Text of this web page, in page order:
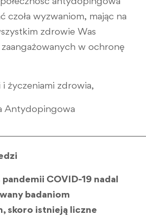
antydopingowa
czoła wyzwaniom, mając na
zdrowie Was
w ochronę
życzeniami zdrowia,
Antydopingowa
COVID-19 nadal
badaniom
skoro istnieją liczne